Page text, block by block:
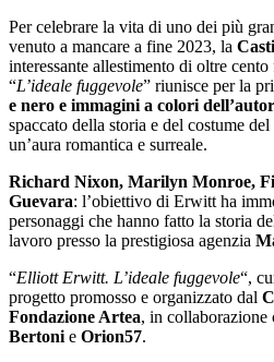
Per celebrare la vita di uno dei più
venuto a mancare a fine 2023, la
interessante allestimento di oltre
“L’ideale fuggevole” riunisce per la
e nero e immagini a colori
spaccato della storia e del costume del
un’aura romantica e surreale.
Richard Nixon, Marilyn Monroe,
Guevara: l’obiettivo di Erwitt ha
personaggi che hanno fatto la storia
lavoro presso la prestigiosa agenzia
“Elliott Erwitt. L’ideale fuggevole“,
progetto promosso e organizzato dal
Fondazione Artea, in collaborazione
Bertoni e Orion57.